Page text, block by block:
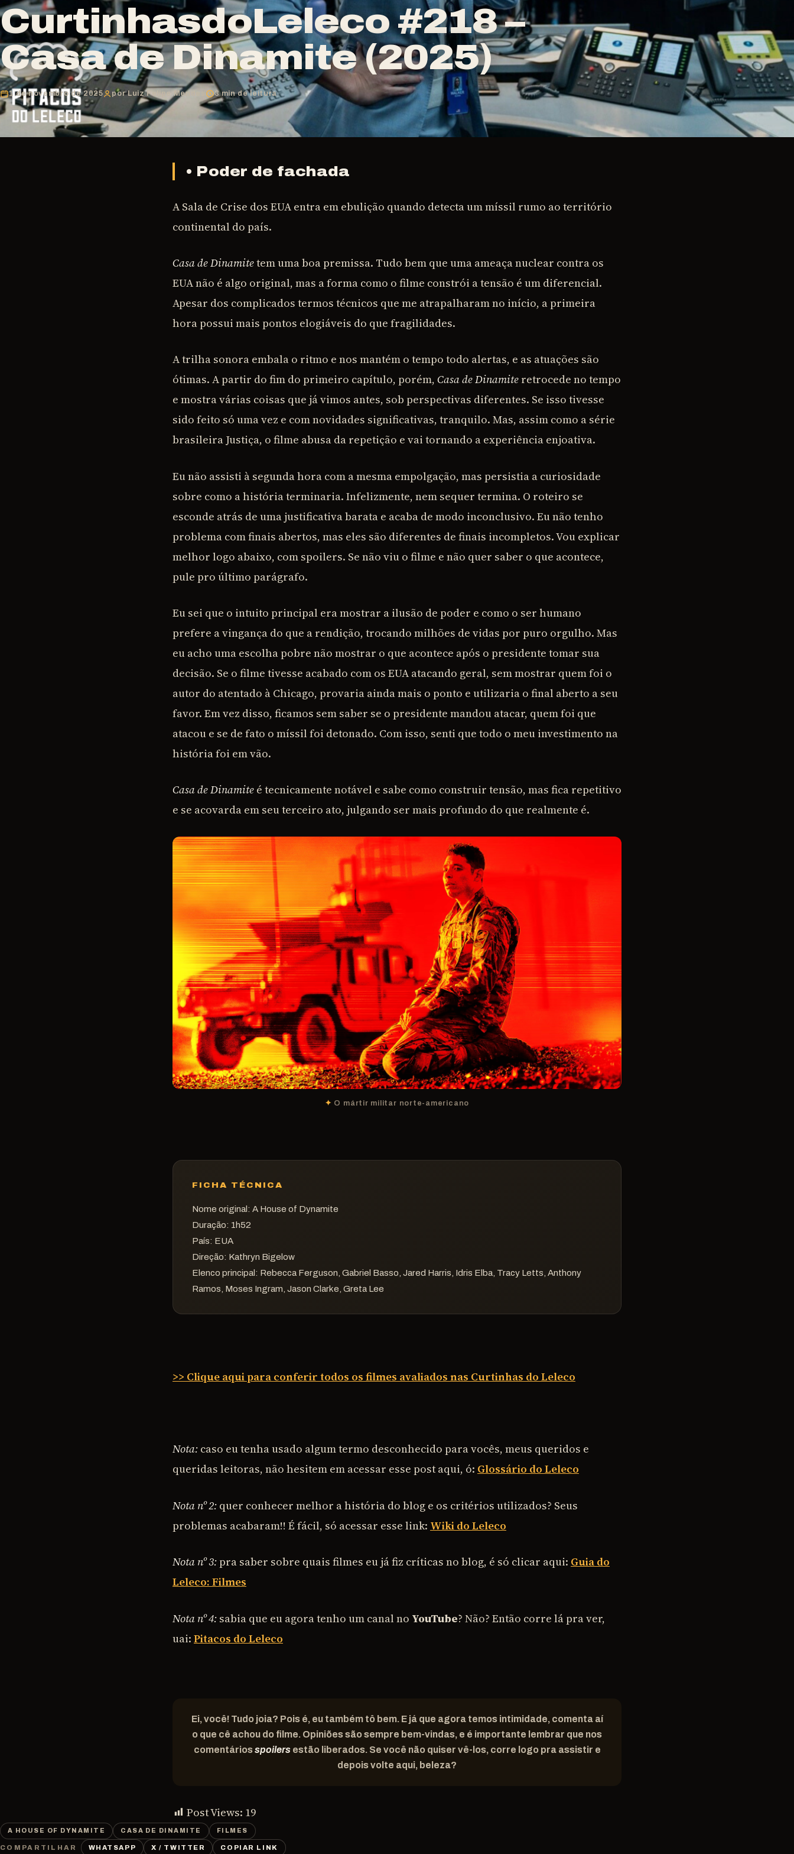
CurtinhasdoLeleco #218 –
Casa de Dinamite (2025)
1 de novembro de 2025 por Luiz Felipe Mendes 3 min de leitura
• Poder de fachada
A Sala de Crise dos EUA entra em ebulição quando detecta um míssil rumo ao território
continental do país.
Casa de Dinamitetem uma boa premissa. Tudo bem que uma ameaça nuclear contra os
EUA não é algo original, mas a forma como o filme constrói a tensão é um diferencial.
Apesar dos complicados termos técnicos que me atrapalharam no início, a primeira
hora possui mais pontos elogiáveis do que fragilidades.
A trilha sonora embala o ritmo e nos mantém o tempo todo alertas, e as atuações são
ótimas. A partir do fim do primeiro capítulo, porém, Casa de Dinamite retrocede no tempo
e mostra várias coisas que já vimos antes, sob perspectivas diferentes. Se isso tivesse
sido feito só uma vez e com novidades significativas, tranquilo. Mas, assim como a série
brasileira Justiça, o filme abusa da repetição e vai tornando a experiência enjoativa.
Eu não assisti à segunda hora com a mesma empolgação, mas persistia a curiosidade
sobre como a história terminaria. Infelizmente, nem sequer termina. O roteiro se
esconde atrás de uma justificativa barata e acaba de modo inconclusivo. Eu não tenho
problema com finais abertos, mas eles são diferentes de finais incompletos. Vou explicar
melhor logo abaixo, com spoilers. Se não viu o filme e não quer saber o que acontece,
pule pro último parágrafo.
Eu sei que o intuito principal era mostrar a ilusão de poder e como o ser humano
prefere a vingança do que a rendição, trocando milhões de vidas por puro orgulho. Mas
eu acho uma escolha pobre não mostrar o que acontece após o presidente tomar sua
decisão. Se o filme tivesse acabado com os EUA atacando geral, sem mostrar quem foi o
autor do atentado à Chicago, provaria ainda mais o ponto e utilizaria o final aberto a seu
favor. Em vez disso, ficamos sem saber se o presidente mandou atacar, quem foi que
atacou e se de fato o míssil foi detonado. Com isso, senti que todo o meu investimento na
história foi em vão.
Casa de Dinamite é tecnicamente notável e sabe como construir tensão, mas fica repetitivo
e se acovarda em seu terceiro ato, julgando ser mais profundo do que realmente é.
O mártir militar norte-americano
FICHA TÉCNICA
Nome original: A House of Dynamite
Duração: 1h52
País: EUA
Direção: Kathryn Bigelow
Elenco principal: Rebecca Ferguson, Gabriel Basso, Jared Harris, Idris Elba, Tracy Letts, Anthony
Ramos, Moses Ingram, Jason Clarke, Greta Lee
>> Clique aqui para conferir todos os filmes avaliados nas Curtinhas do Leleco
Nota: caso eu tenha usado algum termo desconhecido para vocês, meus queridos e
queridas leitoras, não hesitem em acessar esse post aqui, ó: Glossário do Leleco
Nota nº 2: quer conhecer melhor a história do blog e os critérios utilizados? Seus
problemas acabaram!! É fácil, só acessar esse link: Wiki do Leleco
Nota nº 3: pra saber sobre quais filmes eu já fiz críticas no blog, é só clicar aqui: Guia do
Leleco: Filmes
Nota nº 4: sabia que eu agora tenho um canal no YouTube? Não? Então corre lá pra ver,
uai: Pitacos do Leleco
Ei, você! Tudo joia? Pois é, eu também tô bem. E já que agora temos intimidade, comenta aí
o que cê achou do filme. Opiniões são sempre bem-vindas, e é importante lembrar que nos
comentáriosspoilers estão liberados. Se você não quiser vê-los, corre logo pra assistir e
depois volte aqui, beleza?
Post Views: 19
A HOUSE OF DYNAMITE CASA DE DINAMITE FILMES
COMPARTILHAR WHATSAPP X / TWITTER COPIAR LINK